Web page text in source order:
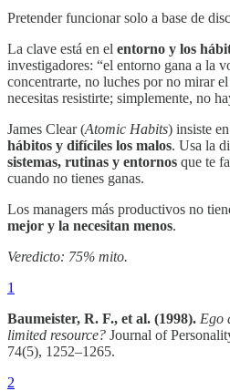
Pretender funcionar solo a base de
La clave está en el entorno y los
investigadores: “el entorno gana a la
concentrarte, no luches por no mirar
necesitas resistirte; simplemente, no
James Clear (Atomic Habits) insiste
hábitos y difíciles los malos. Usa la
sistemas, rutinas y entornos que te
cuando no tienes ganas.
Los managers más productivos no
mejor y la necesitan menos.
Veredicto: 75% mito.
1
Baumeister, R. F., et al. (1998). Ego
limited resource? Journal of
74(5), 1252–1265.
2